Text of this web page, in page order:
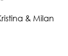
& Milan